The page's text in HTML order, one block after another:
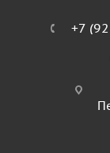
+7